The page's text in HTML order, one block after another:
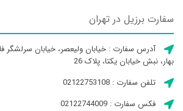
سفارت برزیل در تهران
آدرس سفارت : خیابان ولیعصر، خیابان سرلشگر
بهار، نبش خیابان یکتا، پلاک 26
تلفن سفارت : 02122753108
فکس سفارت : 02122744009